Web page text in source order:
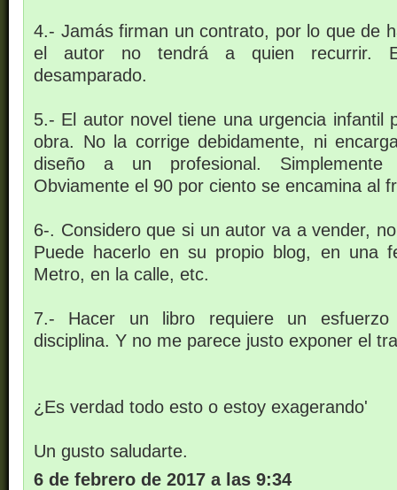
4.- Jamás firman un contrato, por lo que de
el autor no tendrá a quien recurrir.
desamparado.
5.- El autor novel tiene una urgencia infantil
obra. No la corrige debidamente, ni
diseño a un profesional.
Obviamente el 90 por ciento se encamina al
6-. Considero que si un autor va a vender,
Puede hacerlo en su propio blog, en una
Metro, en la calle, etc.
7.- Hacer un libro requiere un
disciplina. Y no me parece justo exponer el
¿Es verdad todo esto o estoy exagerando'
Un gusto saludarte.
6 de febrero de 2017 a las 9:34